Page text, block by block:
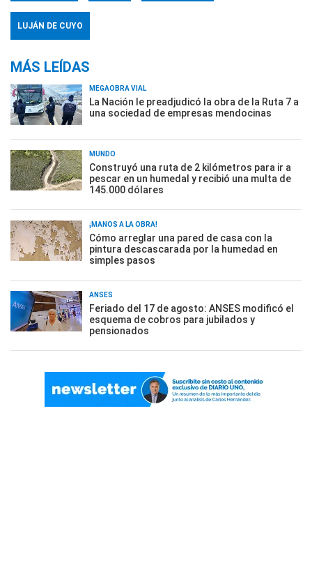
LUJÁN DE CUYO
MÁS LEÍDAS
MEGAOBRA VIAL
La Nación le preadjudicó la obra de la Ruta 7 a
una sociedad de empresas mendocinas
MUNDO
Construyó una ruta de 2 kilómetros para ir a
pescar en un humedal y recibió una multa de
145.000 dólares
¡MANOS A LA OBRA!
Cómo arreglar una pared de casa con la
pintura descascarada por la humedad en
simples pasos
ANSES
Feriado del 17 de agosto: ANSES modificó el
esquema de cobros para jubilados y
pensionados